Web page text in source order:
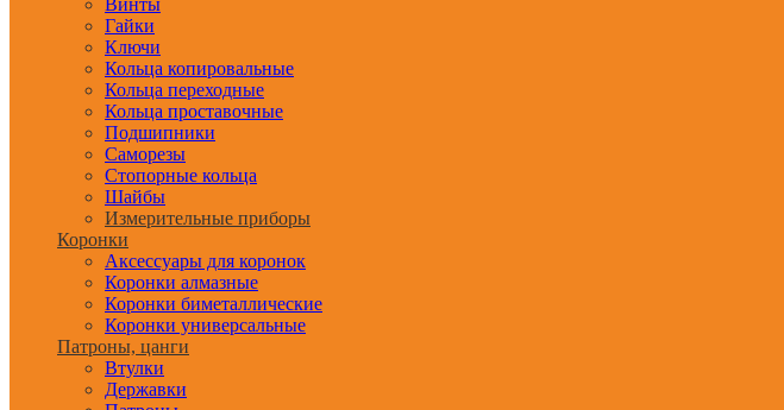
Винты
Гайки
Ключи
Кольца копировальные
Кольца переходные
Кольца проставочные
Подшипники
Саморезы
Стопорные кольца
Шайбы
Измерительные приборы
Коронки
Аксессуары для коронок
Коронки алмазные
Коронки биметаллические
Коронки универсальные
Патроны, цанги
Втулки
Державки